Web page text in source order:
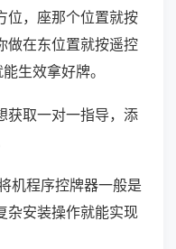
位，座那个位置就按
做在东位置就按遥控
生效拿好牌。
获取一对一指导，添
机程序控牌器一般是
杂安装操作就能实现